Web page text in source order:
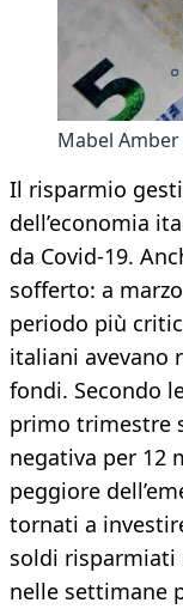
Mabel
Il risparmio
dell’economia
da Covid-19.
sofferto: a
periodo più
italiani avevano
fondi. Secondo
primo trimestre
negativa per 12
peggiore
tornati a
soldi risparmiati
nelle settimane